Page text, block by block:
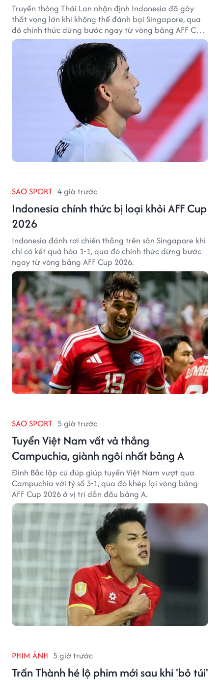
Truyền thông Thái Lan nhận định Indonesia đã gây
thất vọng lớn khi không thể đánh bại Singapore, qua
đó chính thức dừng bước ngay từ vòng bảng AFF Cup
2026.
SAO SPORT 4 giờ trước
Indonesia chính thức bị loại khỏi AFF Cup
2026
Indonesia đánh rơi chiến thắng trên sân Singapore khi
chỉ có kết quả hòa 1-1, qua đó chính thức dừng bước
ngay từ vòng bảng AFF Cup 2026.
SAO SPORT 5 giờ trước
Tuyển Việt Nam vất vả thắng
Campuchia, giành ngôi nhất bảng A
Đình Bắc lập cú đúp giúp tuyển Việt Nam vượt qua
Campuchia với tỷ số 3-1, qua đó khép lại vòng bảng
AFF Cup 2026 ở vị trí dẫn đầu bảng A.
PHIM ẢNH 5 giờ trước
Trấn Thành hé lộ phim mới sau khi 'bỏ túi'